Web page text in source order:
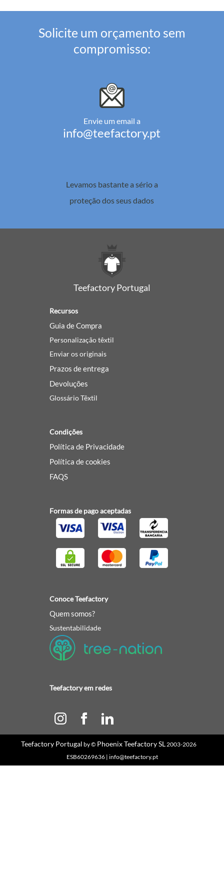
Solicite um orçamento sem
compromisso:
Envie um email a
info@teefactory.pt
Levamos bastante a sério a
proteção dos seus dados
Teefactory Portugal
Recursos
Guia de Compra
Personalização têxtil
Enviar os originais
Prazos de entrega
Devoluções
Glossário Têxtil
Condições
Política de Privacidade
Política de cookies
FAQS
Formas de pago aceptadas
Conoce Teefactory
Quem somos?
Sustentabilidade
Teefactory em redes
Teefactory Portugal by © Phoenix Teefactory SL2003-2026
ESB60269636 | info@teefactory.pt